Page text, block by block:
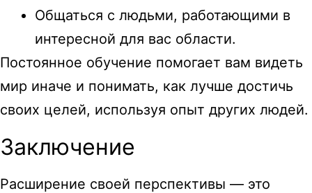
Общаться с людьми, работающими в
интересной для вас области.
Постоянное обучение помогает вам видеть
мир иначе и понимать, как лучше достичь
своих целей, используя опыт других людей.
Заключение
Расширение своей перспективы — это